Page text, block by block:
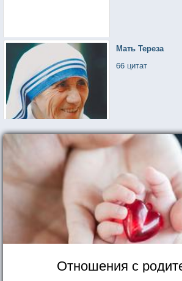
Мать Тереза
66 цитат
Отношения с